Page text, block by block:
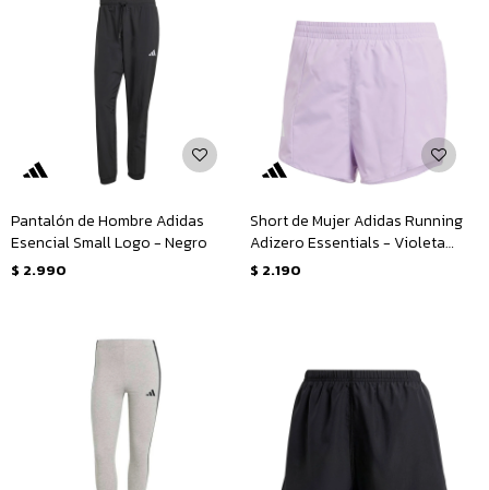
Pantalón de Hombre Adidas
Esencial Small Logo - Negro
$ 2.990
Short de Mujer Adidas Running
Adizero Essentials - Violeta
Ciruela
$ 2.190